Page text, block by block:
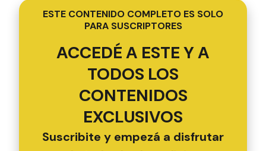
ESTE CONTENIDO COMPLETO ES SOLO
PARA SUSCRIPTORES
ACCEDÉ A ESTE Y A
TODOS LOS
CONTENIDOS
EXCLUSIVOS
Suscribite y empezá a disfrutar